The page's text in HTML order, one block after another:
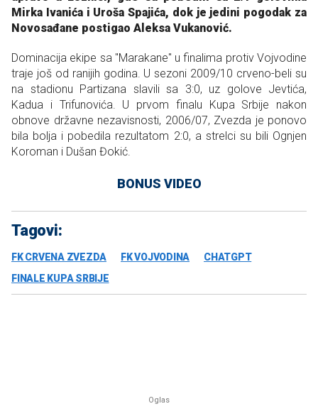
Mirka Ivanića i Uroša Spajića, dok je jedini pogodak za
Novosađane postigao Aleksa Vukanović.
Dominacija ekipe sa "Marakane" u finalima protiv Vojvodine
traje još od ranijih godina. U sezoni 2009/10 crveno-beli su
na stadionu Partizana slavili sa 3:0, uz golove Jevtića,
Kadua i Trifunovića. U prvom finalu Kupa Srbije nakon
obnove državne nezavisnosti, 2006/07, Zvezda je ponovo
bila bolja i pobedila rezultatom 2:0, a strelci su bili Ognjen
Koroman i Dušan Đokić.
BONUS VIDEO
Tagovi:
FK CRVENA ZVEZDA FK VOJVODINA
CHATGPT
FINALE KUPA SRBIJE